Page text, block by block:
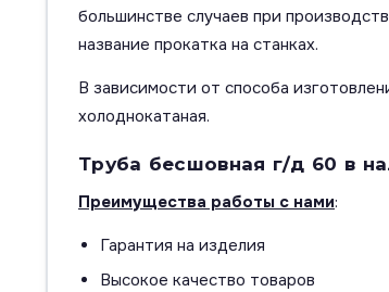
большинстве случаев при
название прокатка на станках.
В зависимости от способа
холоднокатаная.
Труба бесшовная г/д 60 в
Преимущества работы с нами:
Гарантия на изделия
Высокое качество товаров